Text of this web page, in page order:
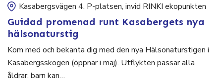
Kasabergsvägen 4. P-platsen, invid RINKI ekopunkten
Guidad promenad runt Kasabergets nya
hälsonaturstig
Kom med och bekanta dig med den nya Hälsonaturstigen i
Kasabergsskogen (öppnar i maj). Utflykten passar alla
åldrar, barn kan…